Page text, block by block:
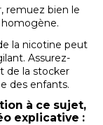
remuez bien le
la nicotine peut
Assurez-
de la stocker
des enfants.
à ce sujet,
explicative :